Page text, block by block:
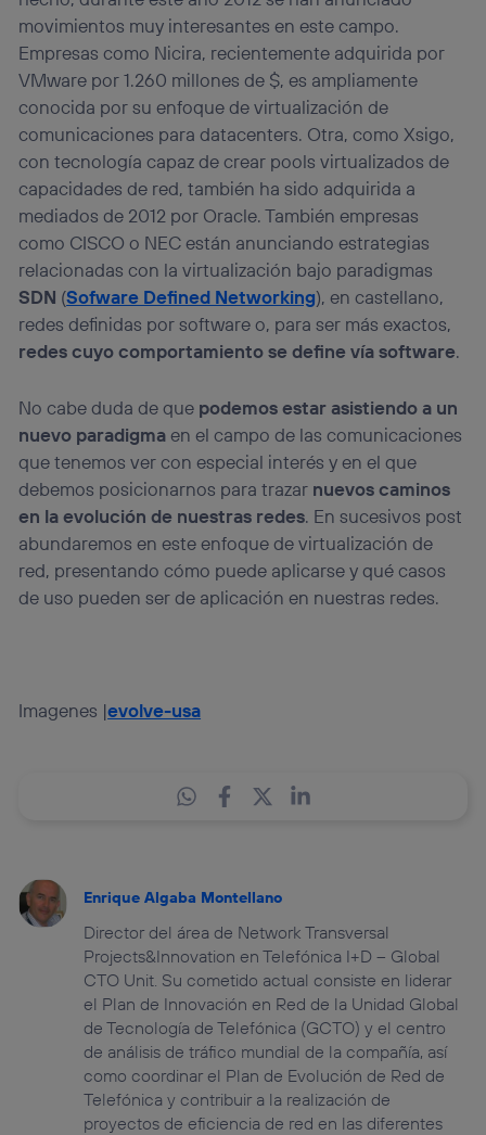
movimientos muy interesantes en este campo.
Empresas como Nicira, recientemente adquirida por
VMware por 1.260 millones de $, es ampliamente
conocida por su enfoque de virtualización de
comunicaciones para datacenters. Otra, como Xsigo,
con tecnología capaz de crear pools virtualizados de
capacidades de red, también ha sido adquirida a
mediados de 2012 por Oracle. También empresas
como CISCO o NEC están anunciando estrategias
relacionadas con la virtualización bajo paradigmas
SDN (Sofware Defined Networking), en castellano,
redes definidas por software o, para ser más exactos,
redes cuyo comportamiento se define vía software.
No cabe duda de que podemos estar asistiendo a un
nuevo paradigmaen el campo de las comunicaciones
que tenemos ver con especial interés y en el que
debemos posicionarnos para trazar nuevos caminos
en la evolución de nuestras redes. En sucesivos post
abundaremos en este enfoque de virtualización de
red, presentando cómo puede aplicarse y qué casos
de uso pueden ser de aplicación en nuestras redes.
Imagenes |evolve-usa
Enrique Algaba Montellano
Director del área de Network Transversal
Projects&Innovation en Telefónica I+D – Global
CTO Unit. Su cometido actual consiste en liderar
el Plan de Innovación en Red de la Unidad Global
de Tecnología de Telefónica (GCTO) y el centro
de análisis de tráfico mundial de la compañía, así
como coordinar el Plan de Evolución de Red de
Telefónica y contribuir a la realización de
proyectos de eficiencia de red en las diferentes